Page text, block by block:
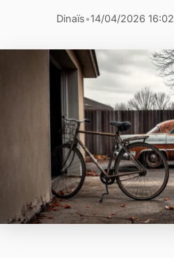
Dinaïs•14/04/2026 16:02